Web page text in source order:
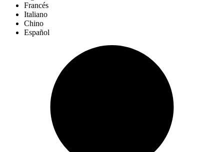
Francés
Italiano
Chino
Español